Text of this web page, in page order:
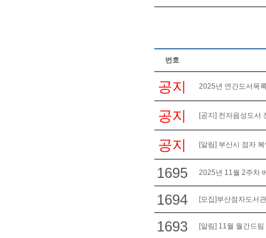
번호
공지 2025년 연간도서목
공지 [공지] 전자음성도서
공지 [알림] 부산시 점자
1695 2025년 11월 2주차
1694 [모집]부산점자도서
1693 [알림] 11월 월간드